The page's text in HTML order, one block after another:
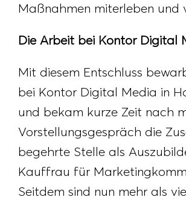
Maßnahmen miterleben und
Die Arbeit bei Kontor Digital
Mit diesem Entschluss
bei Kontor Digital Media in
und bekam kurze Zeit nach
Vorstellungsgespräch die
begehrte Stelle als
Kauffrau für
Seitdem sind nun mehr als